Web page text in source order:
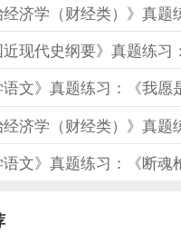
文》真题练习：《断魂